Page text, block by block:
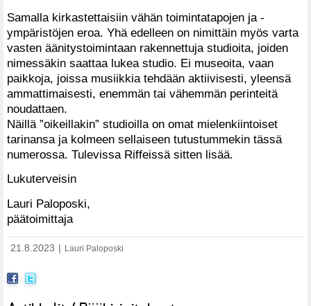
Samalla kirkastettaisiin vähän toimintatapojen ja -
ympäristöjen eroa. Yhä edelleen on nimittäin myös varta
vasten äänitystoimintaan rakennettuja studioita, joiden
nimessäkin saattaa lukea studio. Ei museoita, vaan
paikkoja, joissa musiikkia tehdään aktiivisesti, yleensä
ammattimaisesti, enemmän tai vähemmän perinteitä
noudattaen.
Näillä ”oikeillakin” studioilla on omat mielenkiintoiset
tarinansa ja kolmeen sellaiseen tutustummekin tässä
numerossa. Tulevissa Riffeissä sitten lisää.
Lukuterveisin
Lauri Paloposki,
päätoimittaja
21.8.2023 | Lauri Paloposki